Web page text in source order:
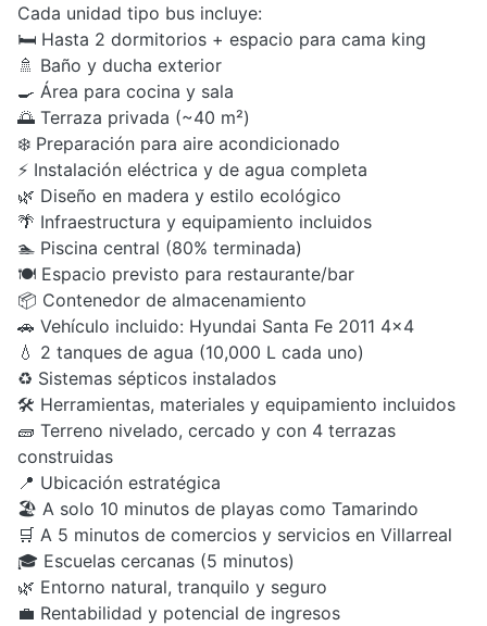
Cada unidad tipo bus incluye:
🛏️ Hasta 2 dormitorios + espacio para cama king
🚿 Baño y ducha exterior
🍳 Área para cocina y sala
🌅 Terraza privada (~40 m²)
❄️ Preparación para aire acondicionado
⚡ Instalación eléctrica y de agua completa
🌿 Diseño en madera y estilo ecológico
🌴 Infraestructura y equipamiento incluidos
🏊 Piscina central (80% terminada)
🍽️ Espacio previsto para restaurante/bar
📦 Contenedor de almacenamiento
🚗 Vehículo incluido: Hyundai Santa Fe 2011 4x4
💧 2 tanques de agua (10,000 L cada uno)
♻️ Sistemas sépticos instalados
🛠️ Herramientas, materiales y equipamiento incluidos
🧱 Terreno nivelado, cercado y con 4 terrazas
construidas
📍 Ubicación estratégica
🏖️ A solo 10 minutos de playas como Tamarindo
🛒 A 5 minutos de comercios y servicios en Villarreal
🎓 Escuelas cercanas (5 minutos)
🌿 Entorno natural, tranquilo y seguro
💼 Rentabilidad y potencial de ingresos